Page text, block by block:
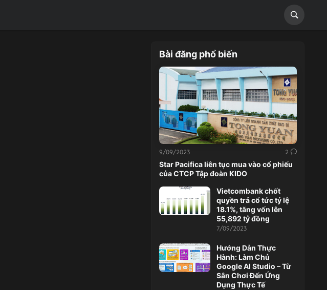
Bài đăng phổ biến
Star Pacifica liên tục mua vào cổ phiếu
của CTCP Tập đoàn KIDO
9/09/2023 2
Vietcombank chốt
quyền trả cổ tức tỷ lệ
18.1%, tăng vốn lên
55,892 tỷ đồng
7/09/2023
Hướng Dẫn Thực
Hành: Làm Chủ
Google AI Studio – Từ
Sân Chơi Đến Ứng
Dụng Thực Tế